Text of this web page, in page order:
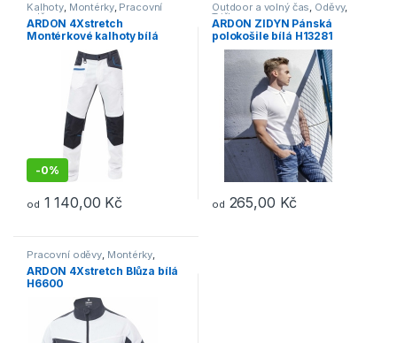
Kalhoty, Montérky, Pracovní
oděvy
ARDON 4Xstretch
Montérkové kalhoty bílá
-0%
od 1 140,00 Kč
Outdoor a volný čas, Oděvy,
Trička
ARDON ZIDYN Pánská
polokošile bílá H13281
od 265,00 Kč
Pracovní oděvy, Montérky,
Bundy
ARDON 4Xstretch Blůza bílá
H6600